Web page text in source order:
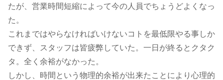
たが、営業時間短縮によって今の人員でちょうどよくなっ
た。
これまではやらなければいけないコトを最低限やる事しか
できず、スタッフは皆疲弊していた。一日が終るとクタク
タ。全く余裕がなかった。
しかし、時間という物理的余裕が出来たことにより心理的